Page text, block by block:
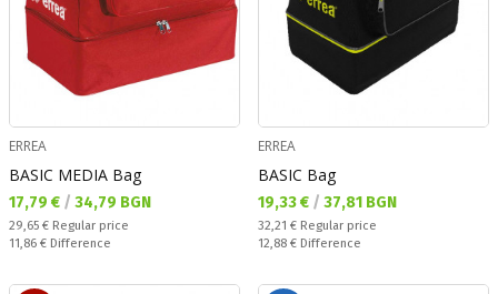
ERREA
BASIC MEDIA Bag
Текуща цена:
17,79 € / 34,79 BGN
Regular price:
29,65 € Regular price
Спестявате:
11,86 € Difference
ERREA
BASIC Bag
Текуща цена:
19,33 € / 37,81 BGN
Regular price:
32,21 € Regular price
Спестявате:
12,88 € Difference